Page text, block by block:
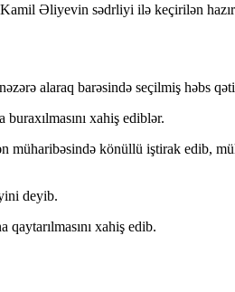
Əliyevin sədrliyi ilə keçirilən
alaraq barəsində seçilmiş həbs
xahiş ediblər.
könüllü iştirak edib,
deyib.
xahiş edib.